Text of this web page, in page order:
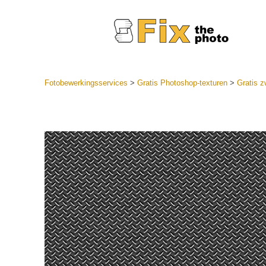
collecties
Mobiele
Fotobewerkingsservices > Gratis Photoshop-texturen> Gratis